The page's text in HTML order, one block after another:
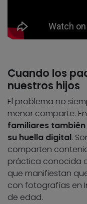
Cuando los
nuestros hijos
El problema no
menor comparte.
familiares
su huella digital.
comparten
práctica conocida
que manifiestan
con fotografías en
de edad.